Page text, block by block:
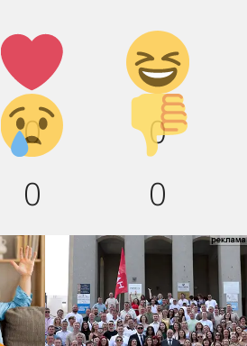
Лайк!
0
Дикий
смех!
0
Грусть :
(
0
Палец
вниз!
0